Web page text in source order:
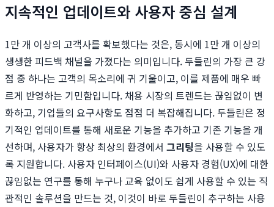
지속적인 업데이트와 사용자 중심 설계
1만 개 이상의 고객사를 확보했다는 것은, 동시에 1만 개 이상의
생생한 피드백 채널을 가졌다는 의미입니다. 두들린의 가장 큰 강
점 중 하나는 고객의 목소리에 귀 기울이고, 이를 제품에 매우 빠
르게 반영하는 기민함입니다. 채용 시장의 트렌드는 끊임없이 변
화하고, 기업들의 요구사항도 점점 더 복잡해집니다. 두들린은 정
기적인 업데이트를 통해 새로운 기능을 추가하고 기존 기능을 개
선하며, 사용자가 항상 최상의 환경에서 그리팅을 사용할 수 있도
록 지원합니다. 사용자 인터페이스(UI)와 사용자 경험(UX)에 대한
끊임없는 연구를 통해 누구나 교육 없이도 쉽게 사용할 수 있는 직
관적인 솔루션을 만드는 것, 이것이 바로 두들린이 추구하는 사용